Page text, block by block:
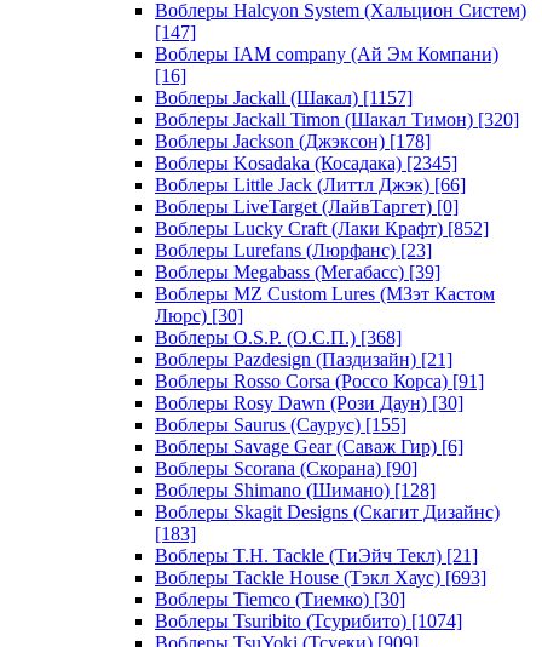
Воблеры Halcyon System (Хальцион Систем)
[147]
Воблеры IAM company (Ай Эм Компани)
[16]
Воблеры Jackall (Шакал) [1157]
Воблеры Jackall Timon (Шакал Тимон) [320]
Воблеры Jackson (Джэксон) [178]
Воблеры Kosadaka (Косадака) [2345]
Воблеры Little Jack (Литтл Джэк) [66]
Воблеры LiveTarget (ЛайвТаргет) [0]
Воблеры Lucky Craft (Лаки Крафт) [852]
Воблеры Lurefans (Люрфанс) [23]
Воблеры Megabass (Мегабасс) [39]
Воблеры MZ Custom Lures (МЗэт Кастом
Люрс) [30]
Воблеры O.S.P. (О.С.П.) [368]
Воблеры Pazdesign (Паздизайн) [21]
Воблеры Rosso Corsa (Россо Корса) [91]
Воблеры Rosy Dawn (Рози Даун) [30]
Воблеры Saurus (Саурус) [155]
Воблеры Savage Gear (Саваж Гир) [6]
Воблеры Scorana (Скорана) [90]
Воблеры Shimano (Шимано) [128]
Воблеры Skagit Designs (Скагит Дизайнс)
[183]
Воблеры T.H. Tackle (ТиЭйч Текл) [21]
Воблеры Tackle House (Тэкл Хаус) [693]
Воблеры Tiemco (Тиемко) [30]
Воблеры Tsuribito (Тсурибито) [1074]